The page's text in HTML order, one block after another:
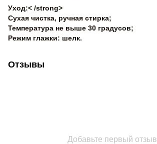
Уход:< /strong>
Сухая чистка, ручная стирка;
Температура не выше 30 градусов;
Режим глажки: шелк.
Отзывы
Добавьте первый отзыв